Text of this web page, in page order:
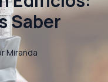
Saber
Miranda